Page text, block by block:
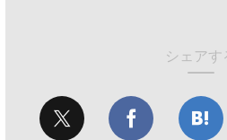
シェアす